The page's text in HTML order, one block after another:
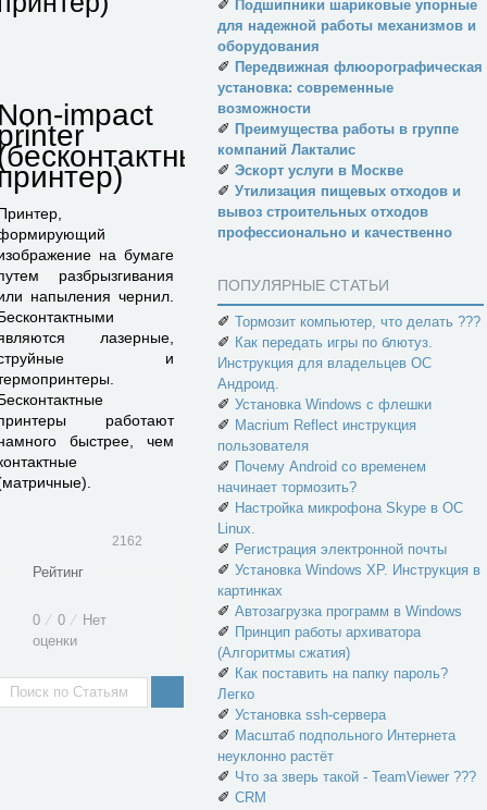
impact
на бумаге
разбрызгивания
напыления чернил.
лазерные,
и
работают
быстрее, чем
2162
Рейтинг
0 ⁄ 0 ⁄ Нет
оценки
✐ Подшипники шариковые упорные
для надежной работы механизмов и
оборудования
✐ Передвижная флюорографическая
установка: современные
возможности
✐ Преимущества работы в группе
компаний Лакталис
✐ Эскорт услуги в Москве
✐ Утилизация пищевых отходов и
вывоз строительных отходов
профессионально и качественно
ПОПУЛЯРНЫЕ СТАТЬИ
✐ Тормозит компьютер, что делать ???
✐ Как передать игры по блютуз.
Инструкция для владельцев ОС
Андроид.
✐ Установка Windows с флешки
✐ Macrium Reflect инструкция
пользователя
✐ Почему Android со временем
начинает тормозить?
✐ Настройка микрофона Skype в ОС
Linux.
✐ Регистрация электронной почты
✐ Установка Windows XP. Инструкция в
картинках
✐ Автозагрузка программ в Windows
✐ Принцип работы архиватора
(Алгоритмы сжатия)
✐ Как поставить на папку пароль?
Легко
✐ Установка ssh-сервера
✐ Масштаб подпольного Интернета
неуклонно растёт
✐ Что за зверь такой - TeamViewer ???
✐ CRM